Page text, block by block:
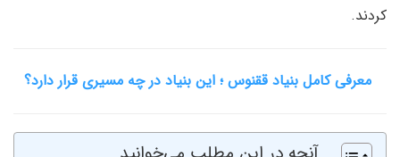
کردند.
معرفی کامل بنیاد ققنوس ؛ این بنیاد در چه مسیری قرار دارد؟